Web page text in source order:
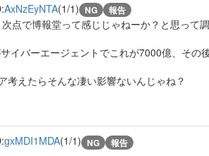
AxNzEyNTA(1/1) NG 報告
点で博報堂って感じじゃねーか？と思って
イバーエージェントでこれが7000億、その
考えたらそんな凄い影響ないんじゃね？
gxMDI1MDA(1/1) NG 報告